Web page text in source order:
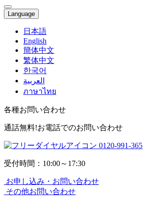
Language
日本語
English
簡体中文
繁体中文
한국어
العربية
ภาษาไทย
各種お問い合わせ
通話無料!お電話でのお問い合わせ
0120-991-365
受付時間：10:00～17:30
お申し込み・お問い合わせ
その他お問い合わせ